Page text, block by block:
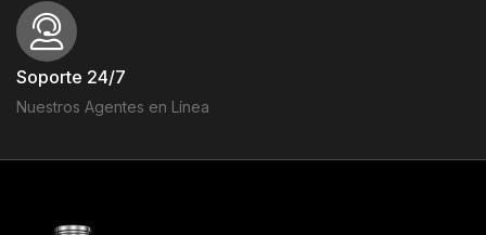
Soporte 24/7
Nuestros Agentes en Línea